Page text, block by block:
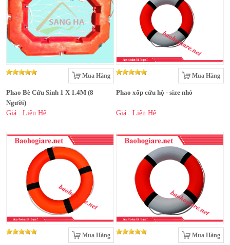
Mua Hàng
Phao Bè Cứu Sinh 1 X 1.4M (8
Người)
Giá : Liên Hệ
Mua Hàng
Phao xốp cứu hộ - size nhỏ
Giá : Liên Hệ
Mua Hàng Mua Hàng